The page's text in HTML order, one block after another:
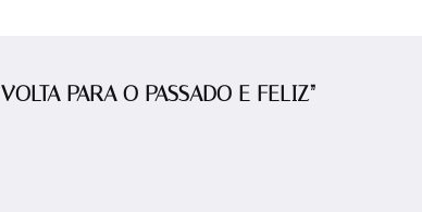
PARA O PASSADO E FELIZ”